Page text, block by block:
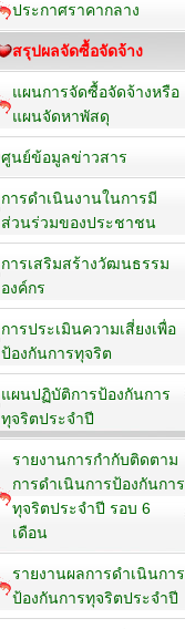
ประกาศราคากลาง
สรุปผลจัดซื้อจัดจ้าง
แผนการจัดซื้อจัดจ้างหรือ
แผนจัดหาพัสดุ
ศูนย์ข้อมูลข่าวสาร
การดำเนินงานในการมี
ส่วนร่วมของประชาชน
การเสริมสร้างวัฒนธรรม
องค์กร
การประเมินความเสี่ยงเพื่อ
ป้องกันการทุจริต
แผนปฏิบัติการป้องกันการ
ทุจริตประจำปี
รายงานการกำกับติดตาม
การดำเนินการป้องกันการ
ทุจริตประจำปี รอบ 6
เดือน
รายงานผลการดำเนินการ
ป้องกันการทุจริตประจำปี